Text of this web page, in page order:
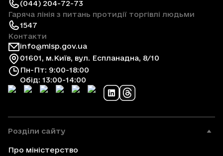
(044) 204-72-73
Гаряча лінія з питань протидії торгівлі людьми
1547
Контакти
info@mlsp.gov.ua
01601, м.Київ, вул. Еспланадна, 8/10
Пн-Пт: 9:00-18:00
Обід: 13:00-14:00
Розділи сайту
Про міністерство